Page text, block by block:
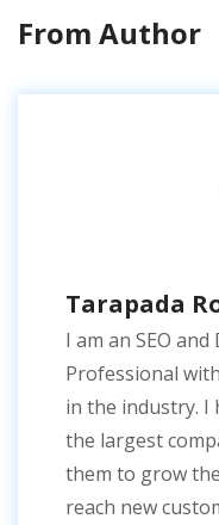
From Author
Tarapada
I am an SEO
Professional
in the industry. I
the largest
them to grow
reach new